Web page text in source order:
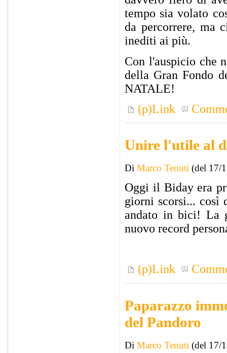
tempo sia volato
da percorrere, ma
inediti ai più.
Con l'auspicio che
della Gran Fondo
NATALE!
(p)Link
Unire l'utile al
Di Marco Tenuti (del 17/
Oggi il Biday era
giorni scorsi... così
andato in bici! La
nuovo record
(p)Link
Paparazzo
del Pandoro
Di Marco Tenuti (del 17/